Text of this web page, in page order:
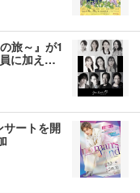
旅～』が1
に加え…
サートを開